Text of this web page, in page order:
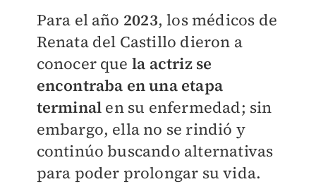
Para el año 2023, los médicos de
Renata del Castillo dieron a
conocer que la actriz se
encontraba en una etapa
terminal en su enfermedad; sin
embargo, ella no se rindió y
continúo buscando alternativas
para poder prolongar su vida.